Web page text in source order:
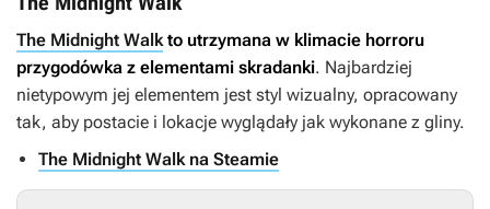
The Midnight Walk to utrzymana w klimacie horroru
przygodówka z elementami skradanki. Najbardziej
nietypowym jej elementem jest styl wizualny, opracowany
tak, aby postacie i lokacje wyglądały jak wykonane z gliny.
The Midnight Walk na Steamie